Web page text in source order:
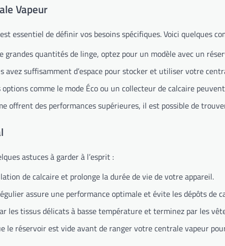
Vapeur
essentiel de définir vos besoins spécifiques. Voici quelques
grandes quantités de linge, optez pour un modèle avec un
avez suffisamment d’espace pour stocker et utiliser votre
options comme le mode Éco ou un collecteur de calcaire
offrent des performances supérieures, il est possible de
astuces à garder à l’esprit :
de calcaire et prolonge la durée de vie de votre appareil.
assure une performance optimale et évite les dépôts de
les tissus délicats à basse température et terminez par les
le réservoir est vide avant de ranger votre centrale vapeur